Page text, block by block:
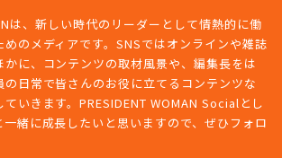
は、新しい時代のリーダーとして情熱的に働
のメディアです。SNSではオンラインや雑誌
かに、コンテンツの取材風景や、編集長をは
の日常で皆さんのお役に立てるコンテンツな
いきます。PRESIDENT WOMAN Socialとし
緒に成長したいと思いますので、ぜひフォロ